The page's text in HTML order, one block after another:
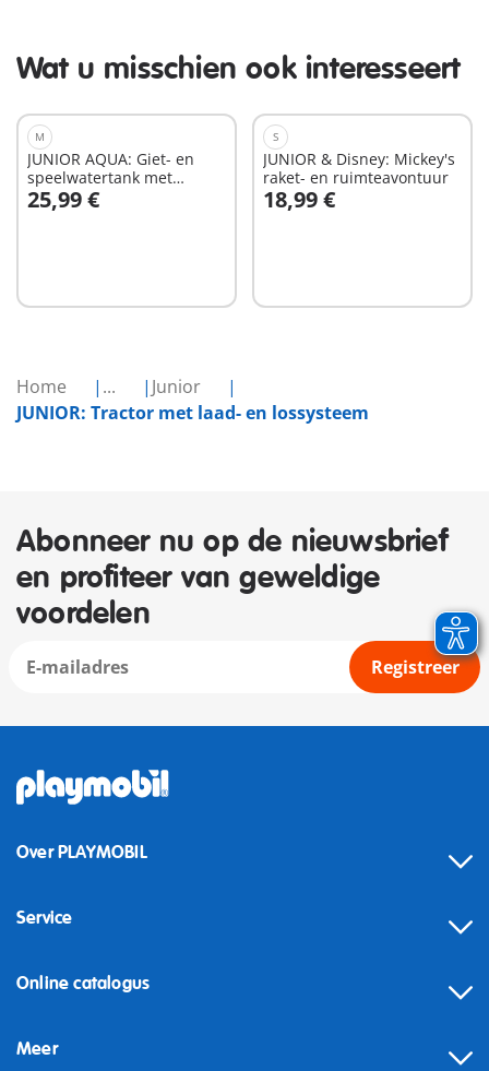
Home ...
Junior
JUNIOR: Tractor met laad- en lossysteem
Wat u misschien ook interesseert
M
JUNIOR AQUA: Giet- en
speelwatertank met
glijbaan
25,99 €
In winkelwagen
S
JUNIOR & Disney: Mickey's
raket- en ruimteavontuur
18,99 €
In winkelwagen
Abonneer nu op de nieuwsbrief
en profiteer van geweldige
voordelen
Registreer
Over PLAYMOBIL
Service
Online catalogus
Meer